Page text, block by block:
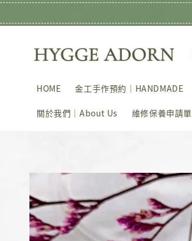
HOME 金工手作預約｜HANDMADE
關於我們｜About Us 維修保養申請單